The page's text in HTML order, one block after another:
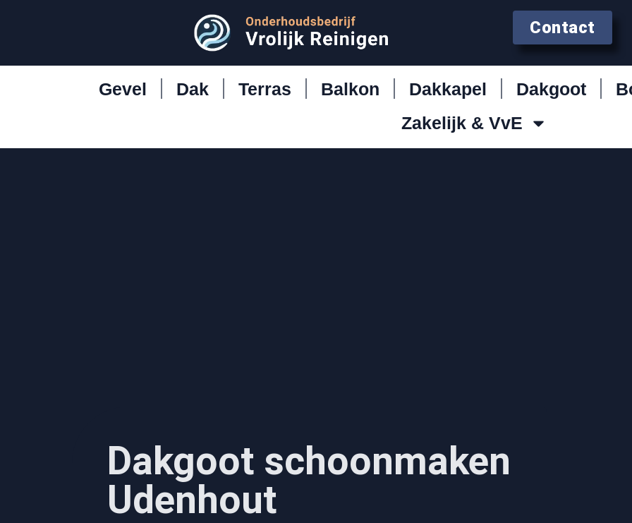
Contact
Gevel Dak Terras Balkon Dakkapel Dakgoot
Zakelijk & VvE
Dakgoot schoonmaken​
Udenhout